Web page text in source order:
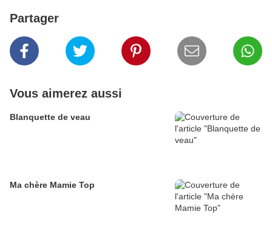
Partager
Vous aimerez aussi
Blanquette de veau
Ma chère Mamie Top